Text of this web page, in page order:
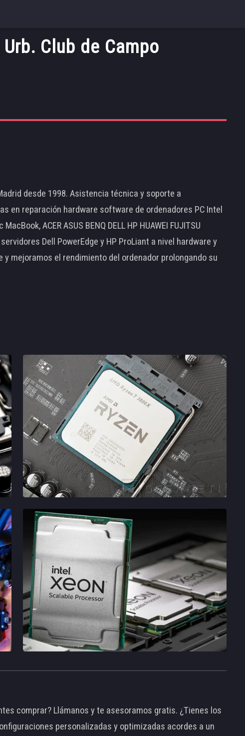
Club de Campo
desde 1998. Asistencia técnica y soporte a
en reparación hardware software de ordenadores PC Intel
ACER ASUS BENQ DELL HP HUAWEI FUJITSU
servidores Dell PowerEdge y HP ProLiant a nivel hardware y
mejoramos el rendimiento del ordenador prolongando su
comprar? Llámanos y te asesoramos gratis. ¿Tienes los
personalizadas y optimizadas acordes a un